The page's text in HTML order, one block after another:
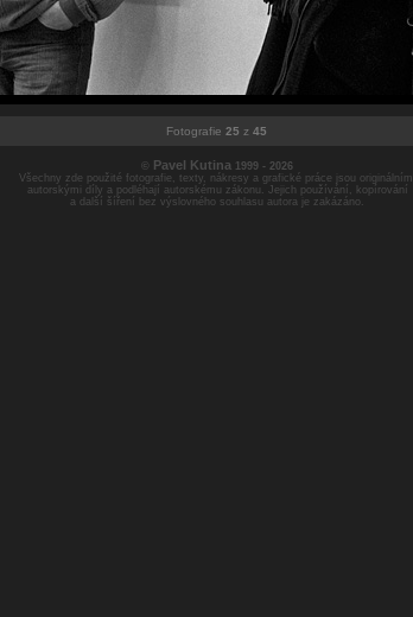
Fotografie 25 z 45
© Pavel Kutina 1999 - 2026
Všechny zde použité fotografie, texty, nákresy a grafické práce jsou originálními
autorskými díly a podléhají autorskému zákonu. Jejich používání, kopírování
a další šíření bez výslovného souhlasu autora je zakázáno.